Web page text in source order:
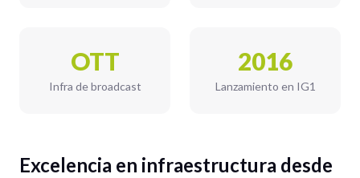
OTT
Infra de broadcast
2016
Lanzamiento en IG1
Excelencia en infraestructura desde